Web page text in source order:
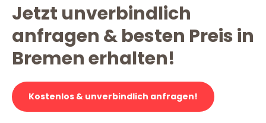
Jetzt unverbindlich
anfragen & besten Preis in
Bremen erhalten!
Kostenlos & unverbindlich anfragen!